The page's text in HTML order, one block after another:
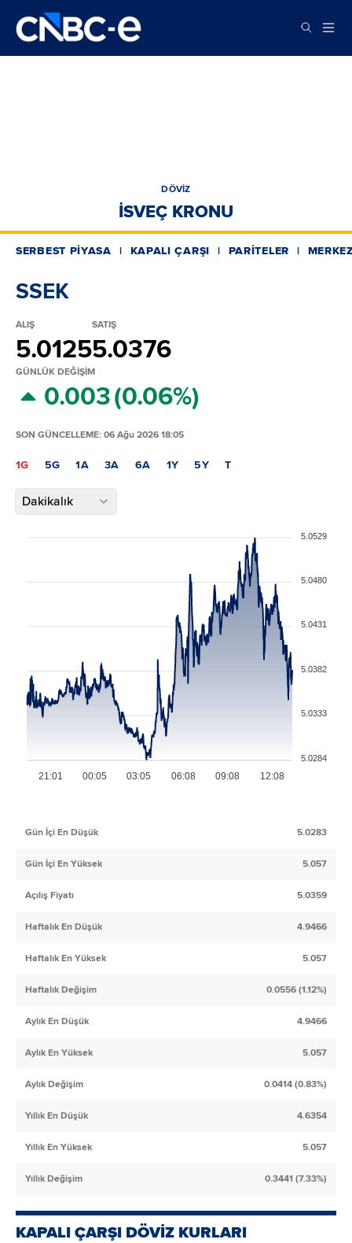
DÖVİZ
İSVEÇ KRONU
SERBEST PİYASA KAPALI ÇARŞI PARİTELER
SSEK
ALIŞ
5.0125
SATIŞ
5.0376
GÜNLÜK DEĞİŞİM
0.003(0.06%)
SON GÜNCELLEME: 06 Ağu 2026 18:05
1G 5G 1A 3A 6A 1Y 5Y T
Dakikalık
5.0529
5.0480
5.0431
5.0382
5.0333
5.0284
21:01 00:05 03:05 06:08 09:08 12:08
Gün İçi En Düşük 5.0283
Gün İçi En Yüksek 5.057
Açılış Fiyatı 5.0359
Haftalık En Düşük 4.9466
Haftalık En Yüksek 5.057
Haftalık Değişim 0.0556 (1.12%)
Aylık En Düşük 4.9466
Aylık En Yüksek 5.057
Aylık Değişim 0.0414 (0.83%)
Yıllık En Düşük 4.6354
Yıllık En Yüksek 5.057
Yıllık Değişim 0.3441 (7.33%)
KAPALI ÇARŞI DÖVİZ KURLARI